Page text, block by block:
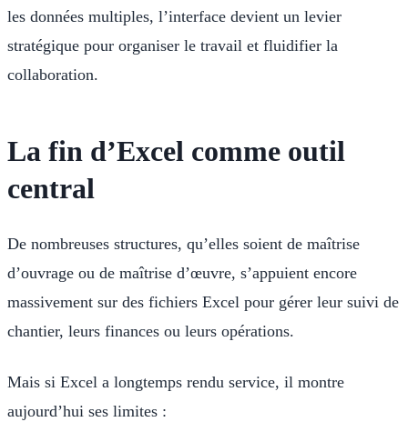
les données multiples, l’interface devient un levier
stratégique pour organiser le travail et fluidifier la
collaboration.
La fin d’Excel comme outil
central
De nombreuses structures, qu’elles soient de maîtrise
d’ouvrage ou de maîtrise d’œuvre, s’appuient encore
massivement sur des fichiers Excel pour gérer leur suivi de
chantier, leurs finances ou leurs opérations.
Mais si Excel a longtemps rendu service, il montre
aujourd’hui ses limites :